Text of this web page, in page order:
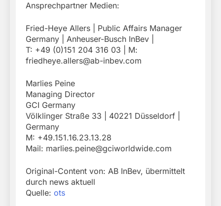
Ansprechpartner Medien:
Fried-Heye Allers | Public Affairs Manager
Germany | Anheuser-Busch InBev |
T: +49 (0)151 204 316 03 | M:
friedheye.allers@ab-inbev.com
Marlies Peine
Managing Director
GCI Germany
Völklinger Straße 33 | 40221 Düsseldorf |
Germany
M: +49.151.16.23.13.28
Mail: marlies.peine@gciworldwide.com
Original-Content von: AB InBev, übermittelt
durch news aktuell
Quelle: ots